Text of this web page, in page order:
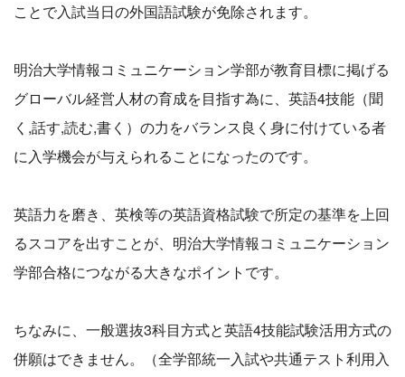
ことで入試当日の外国語試験が免除されます。
明治大学情報コミュニケーション学部が教育目標に掲げる
グローバル経営人材の育成を目指す為に、英語4技能（聞
く,話す,読む,書く）の力をバランス良く身に付けている者
に入学機会が与えられることになったのです。
英語力を磨き、英検等の英語資格試験で所定の基準を上回
るスコアを出すことが、明治大学情報コミュニケーション
学部合格につながる大きなポイントです。
ちなみに、一般選抜3科目方式と英語4技能試験活用方式の
併願はできません。（全学部統一入試や共通テスト利用入